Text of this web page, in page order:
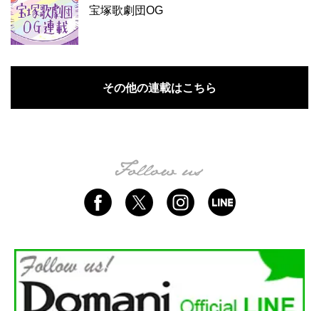
宝塚歌劇団OG
その他の連載はこちら